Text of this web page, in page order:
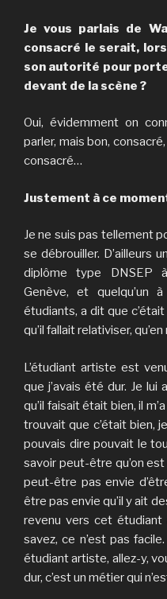
Je vous parlais de
consacré le serait,
son autorité pour
devant de la scène ?
Oui, évidemment on
parler, mais bon,
consacré…
Justement à ce
Je ne suis pas tellement
se débrouiller. D’ailleurs
diplôme type DNSEP
Genève, et quelqu’un
étudiants, a dit que
qu’il fallait relativiser,
L’étudiant artiste est
que j’avais été dur. Je lui
qu’il faisait était bien, il
trouvait que c’était bien,
pouvais dire pouvait le
savoir peut-être qu’on est
peut-être pas envie
être pas envie qu’il y ait
revenu vers cet
savez, ce n’est pas
étudiant artiste, allez-y,
dur, c’est un métier qui